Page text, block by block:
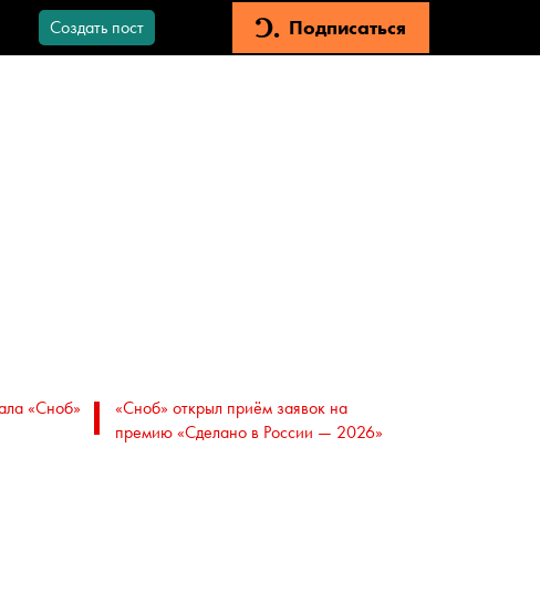
Создать пост Подписаться
«Сноб»
«Сноб» открыл приём заявок на
премию «Сделано в России — 2026»